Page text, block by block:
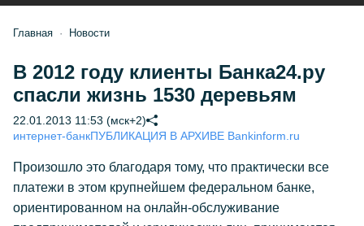
Главная Новости
В 2012 году клиенты Банка24.ру
спасли жизнь 1530 деревьям
22.01.2013 11:53 (мск+2)
интернет-банкПУБЛИКАЦИЯ В АРХИВЕ Bankinform.ru
Произошло это благодаря тому, что практически все
платежи в этом крупнейшем федеральном банке,
ориентированном на онлайн-обслуживание